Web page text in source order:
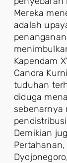
Mereka
adalah
Kapendam
Candra
tuduhan
diduga
sebenarnya
Demikian